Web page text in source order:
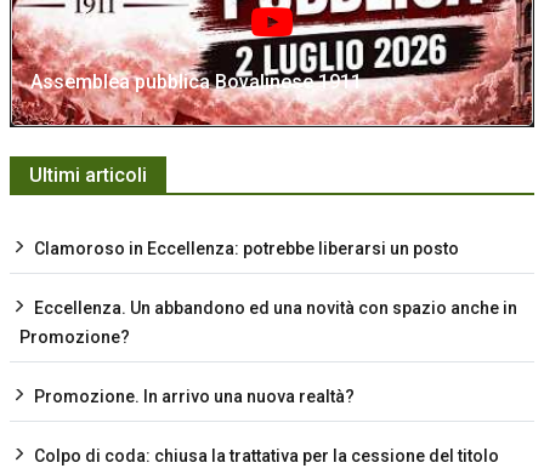
Assemblea pubblica Bovalinese 1911
Ultimi articoli
Clamoroso in Eccellenza: potrebbe liberarsi un posto
Eccellenza. Un abbandono ed una novità con spazio anche in
Promozione?
Promozione. In arrivo una nuova realtà?
Colpo di coda: chiusa la trattativa per la cessione del titolo